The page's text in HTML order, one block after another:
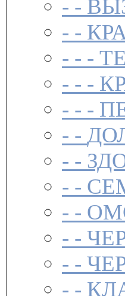
- -
- -
- - -
- - -
- - -
- -
- -
- -
- -
- -
- -
- -